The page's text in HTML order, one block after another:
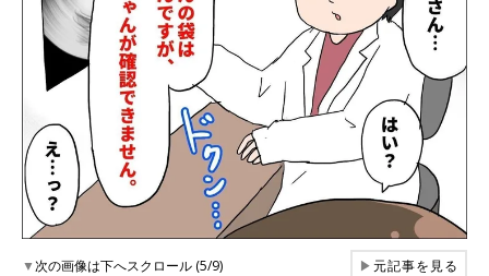
▼次の画像は下へスクロール (5/9) ▶元記事を見る